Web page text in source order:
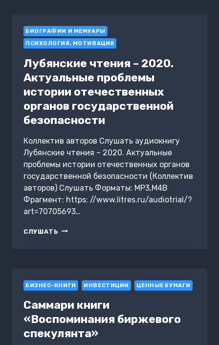
БИОГРАФИИ И МЕМУАРЫ
ПСИХОЛОГИЯ, МОТИВАЦИЯ
Лубянские чтения – 2020.
Актуальные проблемы
истории отечественных
органов государственной
безопасности
Коллектив авторов Слушать аудиокнигу
Лубянские чтения – 2020. Актуальные
проблемы истории отечественных органов
государственной безопасности (Коллектив
авторов) Слушать Форматы: MP3,M4B
Фрагмент: https: //www.litres.ru/audiotrial/?
art=70705693…
СЛУШАТЬ ЛУБЯНСКИЕ
ИСТОРИИ
ОРГАНОВ
ГОСУДАРСТВЕННОЙ
БЕЗОПАСНОСТИ
БИЗНЕС-КНИГИ ИНВЕСТИЦИИ ЦЕННЫЕ БУМАГИ
Саммари книги
«Воспоминания биржевого
спекулянта»